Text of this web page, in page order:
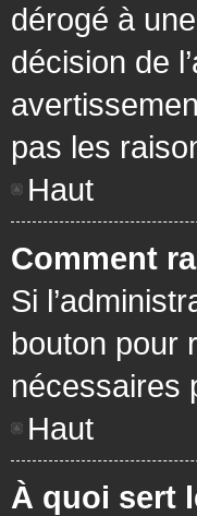
dérogé à
décision de
pas les
Haut
Comment
Si
bouton pour
nécessaires
Haut
À quoi sert